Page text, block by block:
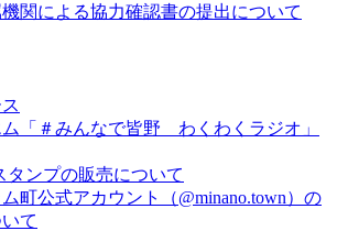
関による協力確認書の提出について
「＃みんなで皆野 わくわくラジオ」
タンプの販売について
町公式アカウント（@minano.town）の
て